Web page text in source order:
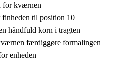
for kværnen
finheden til position 10
håndfuld korn i tragten
færdiggøre formalingen
enheden